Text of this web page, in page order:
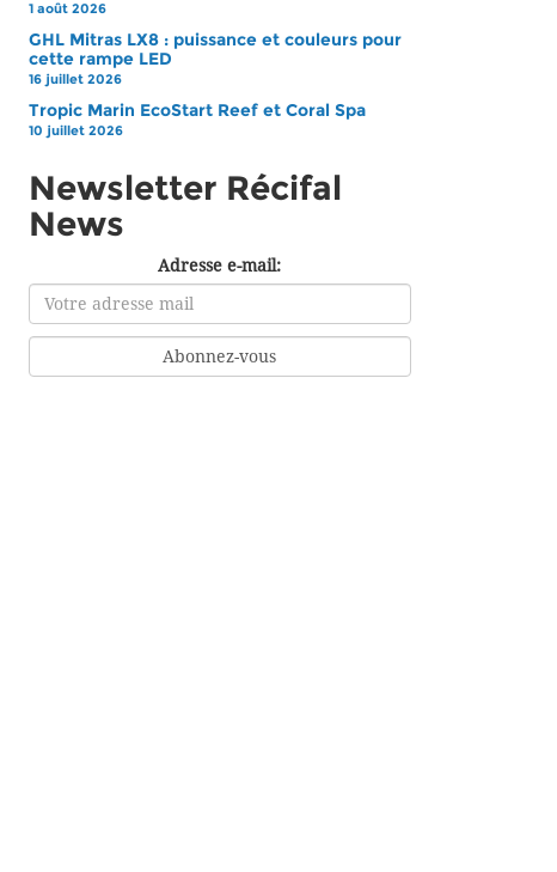
1 août 2026
GHL Mitras LX8 : puissance et couleurs pour
cette rampe LED
16 juillet 2026
Tropic Marin EcoStart Reef et Coral Spa
10 juillet 2026
Newsletter Récifal
News
Adresse e-mail: